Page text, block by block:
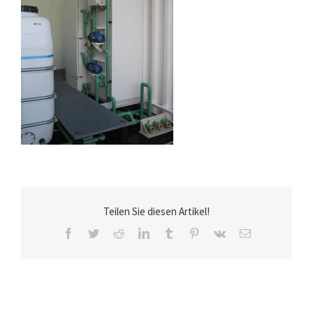
Teilen Sie diesen Artikel!
Facebook
TwitterRedditLinkedInTumblr Pinterest
Vk
E-